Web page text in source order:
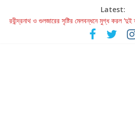
Latest:
রবীন্দ্রনাথ ও গুলজারের সৃষ্টির মেলবন্ধনে মুগ্ধ করল ‘দুই
কলের গান থেকে রীলস্ — বাঙালির গান শোনার বিবর্তনের
জগন্নাথমঙ্গলম্ — বাংলায় প্রথমবার মঞ্চে এবার